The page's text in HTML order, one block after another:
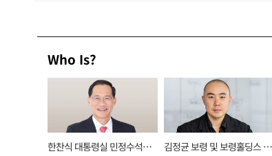
Who Is?
한찬식 대통령실 민정수석비
김정균 보령 및 보령홀딩스 대